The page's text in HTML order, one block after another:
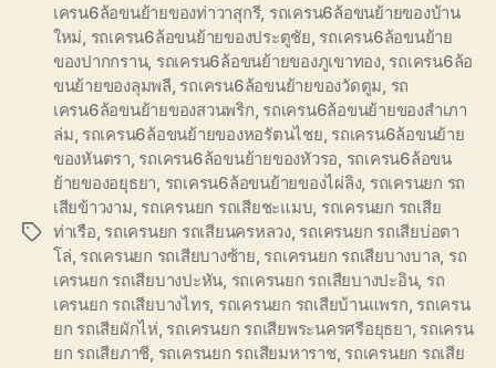
Tags
เครน6ล้อขนย้ายของท่าวาสุกรี, รถเครน6ล้อขนย้ายของบ้าน
ใหม่ รถเครน6ล้อขนย้ายของประตูชัย รถเครน6ล้อขนย้าย
ของปากกราน, รถเครน6ล้อขนย้ายของภูเขาทอง, รถเครน6ล้อ
ขนย้ายของลุมพลี รถเครน6ล้อขนย้ายของวัดตูม รถ
เครน6ล้อขนย้ายของสวนพริก รถเครน6ล้อขนย้ายของสำเภา
ล่ม รถเครน6ล้อขนย้ายของหอรัตนไชย รถเครน6ล้อขนย้าย
ของหันตรา รถเครน6ล้อขนย้ายของหัวรอ รถเครน6ล้อขน
ย้ายของอยุธยา รถเครน6ล้อขนย้ายของไผ่ลิง, รถเครนยก รถ
เสียข้าวงาม รถเครนยก รถเสียชะแมบ รถเครนยก รถเสีย
ท่าเรือ รถเครนยก รถเสียนครหลวง, รถเครนยก รถเสียบ่อตา
โล่ รถเครนยก รถเสียบางซ้าย รถเครนยก รถเสียบางบาล รถ
เครนยก รถเสียบางปะหัน รถเครนยก รถเสียบางปะอิน, รถ
เครนยก รถเสียบางไทร, รถเครนยก รถเสียบ้านแพรก รถเครน
ยก รถเสียผักไห่ รถเครนยก รถเสียพระนครศรีอยุธยา รถเครน
ยก รถเสียภาชี รถเครนยก รถเสียมหาราช, รถเครนยก รถเสีย